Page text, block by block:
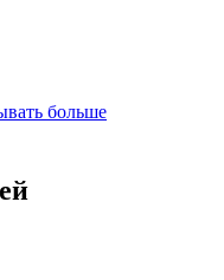
больше